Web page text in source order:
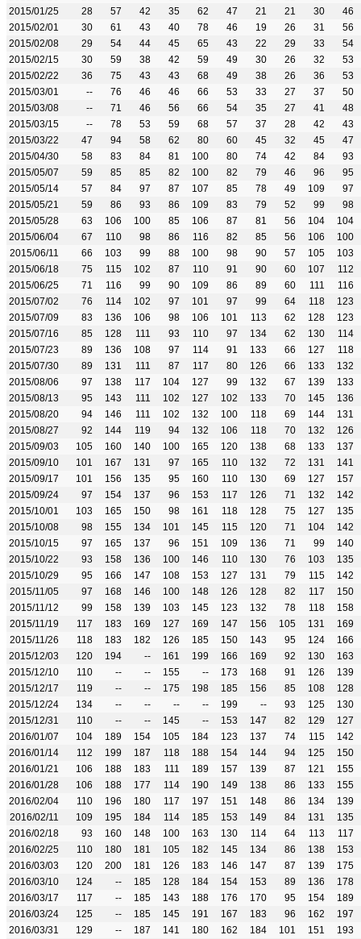
2015/01/25
28 57 42 35 62 47 21 21 30
46
2015/02/01
30 61 43 40 78 46 19 26 31
56
2015/02/08
29 54 44 45 65 43 22 29 33
54
2015/02/15
30 59 38 42 59 49 30 26 32
53
2015/02/22
36 75 43 43 68 49 38 26 36
53
2015/03/01
-- 76 46 46 66 53 33 27 37
50
2015/03/08
-- 71 46 56 66 54 35 27 41
48
2015/03/15
-- 78 53 59 68 57 37 28 42
43
2015/03/22
47 94 58 62 80 60 45 32 45
47
2015/04/30
58 83 84 81 100 80 74 42 84
93
2015/05/07
59 85 85 82 100 82 79 46 96
95
2015/05/14
57 84 97 87 107 85 78 49 109
97
2015/05/21
59 86 93 86 109 83 79 52 99
98
2015/05/28
63 106 100 85 106 87 81 56 104
104
2015/06/04
67 110 98 86 116 82 85 56 106
100
2015/06/11
66 103 99 88 100 98 90 57 105
103
2015/06/18
75 115 102 87 110 91 90 60 107
112
2015/06/25
71 116 99 90 109 86 89 60 111
116
2015/07/02
76 114 102 97 101 97 99 64 118
123
2015/07/09
83 136 106 98 106 101 113 62 128
123
2015/07/16
85 128 111 93 110 97 134 62 130
114
2015/07/23
89 136 108 97 114 91 133 66 127
118
2015/07/30
89 131 111 87 117 80 126 66 133
132
2015/08/06
97 138 117 104 127 99 132 67 139
133
2015/08/13
95 143 111 102 127 102 133 70 145
136
2015/08/20
94 146 111 102 132 100 118 69 144
131
2015/08/27
92 144 119 94 132 106 118 70 132
126
2015/09/03
105 160 140 100 165 120 138 68 133
137
2015/09/10
101 167 131 97 165 110 132 72 131
141
2015/09/17
101 156 135 95 160 110 130 69 127
157
2015/09/24
97 154 137 96 153 117 126 71 132
142
2015/10/01
103 165 150 98 161 118 128 75 127
135
2015/10/08
98 155 134 101 145 115 120 71 104
142
2015/10/15
97 165 137 96 151 109 136 71 99
140
2015/10/22
93 158 136 100 146 110 130 76 103
135
2015/10/29
95 166 147 108 153 127 131 79 115
142
2015/11/05
97 168 146 100 148 126 128 82 117
150
2015/11/12
99 158 139 103 145 123 132 78 118
158
2015/11/19
117 183 169 127 169 147 156 105 131
169
2015/11/26
118 183 182 126 185 150 143 95 124
166
2015/12/03
120 194 -- 161 199 166 169 92 130
163
2015/12/10
110 -- -- 155 -- 173 168 91 126
139
2015/12/17
119 -- -- 175 198 185 156 85 108
128
2015/12/24
134 -- -- -- -- 199 -- 93 125
130
2015/12/31
110 -- -- 145 -- 153 147 82 129
127
2016/01/07
104 189 154 105 184 123 137 74 115
142
2016/01/14
112 199 187 118 188 154 144 94 125
150
2016/01/21
106 188 183 111 189 157 139 87 121
155
2016/01/28
106 188 177 114 190 149 138 86 133
155
2016/02/04
110 196 180 117 197 151 148 86 134
139
2016/02/11
109 195 184 114 185 153 149 84 131
135
2016/02/18
93 160 148 100 163 130 114 64 113
117
2016/02/25
110 180 181 105 182 145 134 86 138
153
2016/03/03
120 200 181 126 183 146 147 87 139
175
2016/03/10
124 -- 185 128 184 154 153 89 136
178
2016/03/17
117 -- 185 143 188 176 170 95 154
189
2016/03/24
125 -- 185 145 191 167 183 96 162
197
2016/03/31
129 -- 187 141 180 162 184 101 151
193